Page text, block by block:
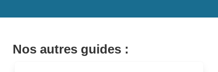
Nos autres guides :